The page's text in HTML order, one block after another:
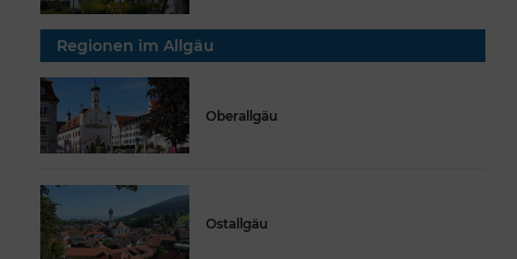
Regionen im Allgäu
Oberallgäu
Ostallgäu